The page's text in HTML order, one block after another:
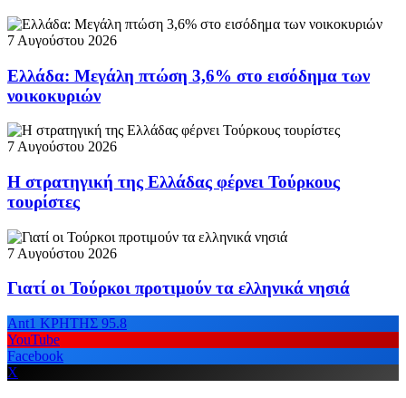
7 Αυγούστου 2026
Ελλάδα: Μεγάλη πτώση 3,6% στο εισόδημα των
νοικοκυριών
7 Αυγούστου 2026
Η στρατηγική της Ελλάδας φέρνει Τούρκους
τουρίστες
7 Αυγούστου 2026
Γιατί οι Τούρκοι προτιμούν τα ελληνικά νησιά
Ant1 ΚΡΗΤΗΣ 95.8
YouTube
Facebook
X